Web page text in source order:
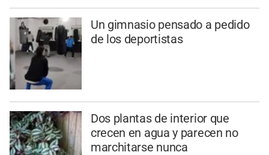
Un gimnasio pensado a pedido
de los deportistas
Dos plantas de interior que
crecen en agua y parecen no
marchitarse nunca